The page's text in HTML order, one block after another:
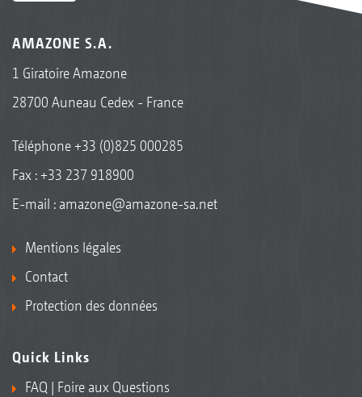
AMAZONE S.A.
1 Giratoire Amazone
28700 Auneau Cedex - France
Téléphone+33 (0)825 000285
Fax : +33 237 918900
E-mail : amazone@amazone-sa.net
Mentions légales
Contact
Protection des données
Quick Links
FAQ | Foire aux Questions